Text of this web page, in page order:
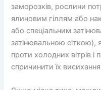
заморозків, рослини
ялиновим гіллям або
або спеціальним
затінювальною сіткою),
проти холодних вітрів
спричинити їх